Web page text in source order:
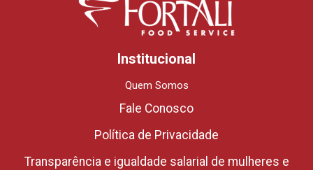
Institucional
Quem Somos
Fale Conosco
Política de Privacidade
Transparência e igualdade salarial de mulheres e